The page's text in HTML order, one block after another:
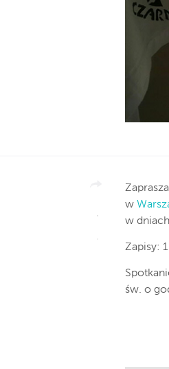
w
w
Zapisy:
św. o